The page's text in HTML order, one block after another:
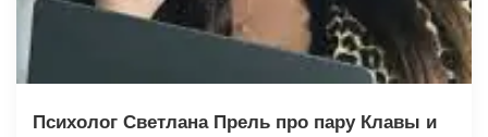
Психолог Светлана Прель про пару Клавы и